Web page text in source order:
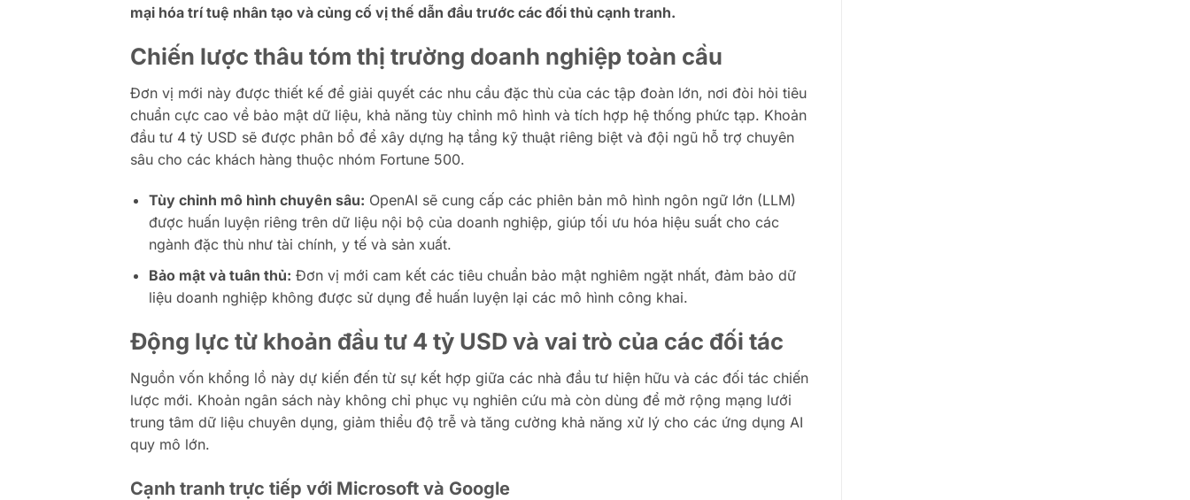
mại hóa trí tuệ nhân tạo và củng cố vị thế dẫn đầu trước các đối thủ cạnh tranh.
Chiến lược thâu tóm thị trường doanh nghiệp toàn cầu
Đơn vị mới này được thiết kế để giải quyết các nhu cầu đặc thù của các tập đoàn lớn, nơi đòi hỏi tiêu
chuẩn cực cao về bảo mật dữ liệu, khả năng tùy chỉnh mô hình và tích hợp hệ thống phức tạp. Khoản
đầu tư 4 tỷ USD sẽ được phân bổ để xây dựng hạ tầng kỹ thuật riêng biệt và đội ngũ hỗ trợ chuyên
sâu cho các khách hàng thuộc nhóm Fortune 500.
Tùy chỉnh mô hình chuyên sâu: OpenAI sẽ cung cấp các phiên bản mô hình ngôn ngữ lớn (LLM)
được huấn luyện riêng trên dữ liệu nội bộ của doanh nghiệp, giúp tối ưu hóa hiệu suất cho các
ngành đặc thù như tài chính, y tế và sản xuất.
Bảo mật và tuân thủ: Đơn vị mới cam kết các tiêu chuẩn bảo mật nghiêm ngặt nhất, đảm bảo dữ
liệu doanh nghiệp không được sử dụng để huấn luyện lại các mô hình công khai.
Động lực từ khoản đầu tư 4 tỷ USD và vai trò của các đối tác
Nguồn vốn khổng lồ này dự kiến đến từ sự kết hợp giữa các nhà đầu tư hiện hữu và các đối tác chiến
lược mới. Khoản ngân sách này không chỉ phục vụ nghiên cứu mà còn dùng để mở rộng mạng lưới
trung tâm dữ liệu chuyên dụng, giảm thiểu độ trễ và tăng cường khả năng xử lý cho các ứng dụng AI
quy mô lớn.
Cạnh tranh trực tiếp với Microsoft và Google